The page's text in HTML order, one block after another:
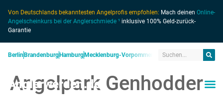
Von Deutschlands bekanntesten Angelprofis empfohlen: Mach deinen Online-
Angelscheinkurs bei der Anglerschmiede ¹ inklusive 100% Geld-zurück-
Garantie
Berlin Brandenburg Hamburg Mecklenburg-Vorpommern Niedersachsen
Anglerwerden.de
Angelpark Genhodder